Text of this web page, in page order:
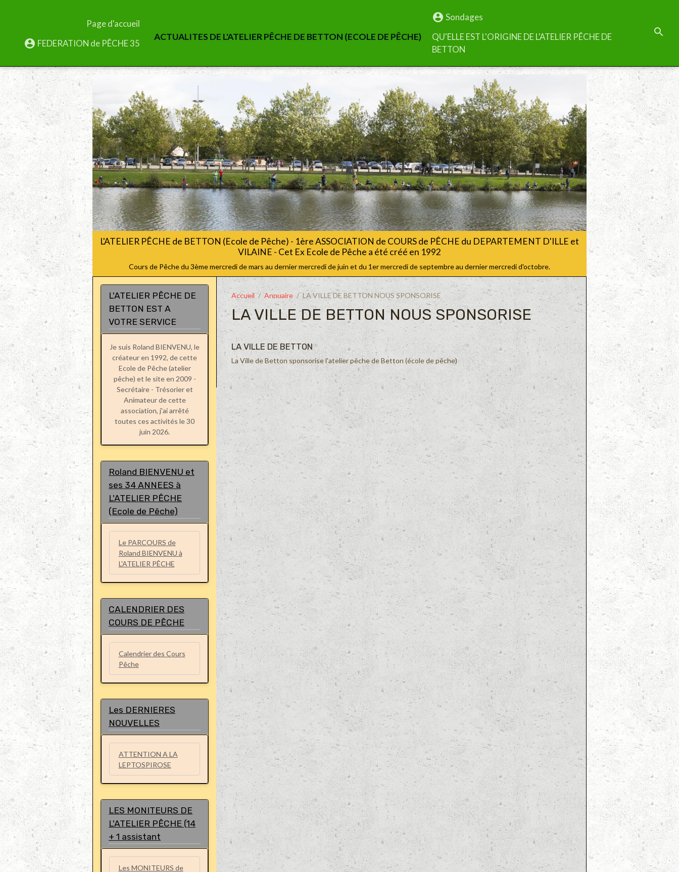
Page d'accueil
FEDERATION de PÊCHE 35
ACTUALITES DE L'ATELIER PÊCHE DE BETTON (ECOLE DE PÊCHE)
Sondages
QU'ELLE EST L'ORIGINE DE L'ATELIER PÊCHE DE
BETTON
L'ATELIER PÊCHE de BETTON (Ecole de Pêche) - 1ère ASSOCIATION de COURS de PÊCHE du DEPARTEMENT D'ILLE et
VILAINE - Cet Ex Ecole de Pêche a été créé en 1992
Cours de Pêche du 3ème mercredi de mars au dernier mercredi de juin et du 1er mercredi de septembre au dernier mercredi d'octobre.
Accueil Annuaire LA VILLE DE BETTON NOUS SPONSORISE
LA VILLE DE BETTON NOUS SPONSORISE
LA VILLE DE BETTON
La Ville de Betton sponsorise l'atelier pêche de Betton (école de pêche)
L'ATELIER PÊCHE DE
BETTON EST A
VOTRE SERVICE
Je suis Roland BIENVENU, le
créateur en 1992, de cette
Ecole de Pêche (atelier
pêche) et le site en 2009 -
Secrétaire - Trésorier et
Animateur de cette
association, j'ai arrêté
toutes ces activités le 30
juin 2026.
Roland BIENVENU et
ses 34 ANNEES à
L'ATELIER PÊCHE
(Ecole de Pêche)
Le PARCOURS de
Roland BIENVENU à
L'ATELIER PÊCHE
CALENDRIER DES
COURS DE PÊCHE
Calendrier des Cours
Pêche
Les DERNIERES
NOUVELLES
ATTENTION A LA
LEPTOSPIROSE
LES MONITEURS DE
L'ATELIER PÊCHE (14
+ 1 assistant
Les MONITEURS de